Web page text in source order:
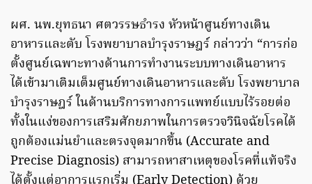
ผศ. นพ.ยุทธนา ศตวรรษธำรง หัวหน้าศูนย์ทางเดิน
อาหารและตับ โรงพยาบาลบำรุงราษฎร์ กล่าวว่า “การก่อ
ตั้งศูนย์เฉพาะทางด้านการทำงานระบบทางเดินอาหาร
ได้เข้ามาเติมเต็มศูนย์ทางเดินอาหารและตับ โรงพยาบาล
บำรุงราษฎร์ ในด้านบริการทางการแพทย์แบบไร้รอยต่อ
ทั้งในแง่ของการเสริมศักยภาพในการตรวจวินิจฉัยโรคได้
ถูกต้องแม่นยำและตรงจุดมากขึ้น (Accurate and
Precise Diagnosis) สามารถหาสาเหตุของโรคที่แท้จริง